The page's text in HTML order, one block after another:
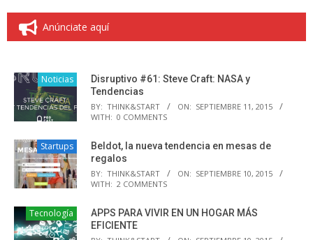
Anúnciate aquí
Noticias
Disruptivo #61: Steve Craft: NASA y
Tendencias
BY: THINK&START ON: SEPTIEMBRE 11, 2015
WITH: 0 COMMENTS
Startups
Beldot, la nueva tendencia en mesas de
regalos
BY: THINK&START ON: SEPTIEMBRE 10, 2015
WITH: 2 COMMENTS
Tecnología
APPS PARA VIVIR EN UN HOGAR MÁS
EFICIENTE